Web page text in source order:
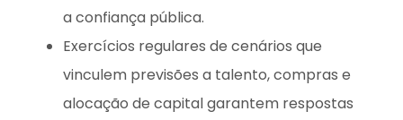
a confiança pública.
Exercícios regulares de cenários que
vinculem previsões a talento, compras e
alocação de capital garantem respostas